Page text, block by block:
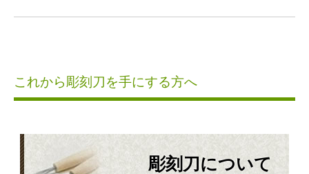
これから彫刻刀を手にする方へ
彫刻刀について